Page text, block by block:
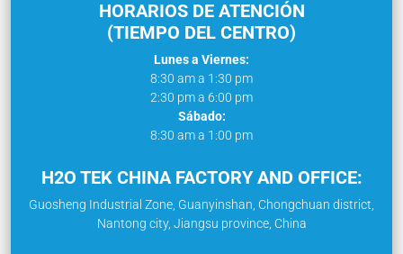
HORARIOS DE ATENCIÓN
(TIEMPO DEL CENTRO)
Lunes a Viernes:
8:30 am a 1:30 pm
2:30 pm a 6:00 pm
Sábado:
8:30 am a 1:00 pm
H2O TEK CHINA FACTORY AND OFFICE:
Guosheng Industrial Zone, Guanyinshan, Chongchuan district,
Nantong city, Jiangsu province, China